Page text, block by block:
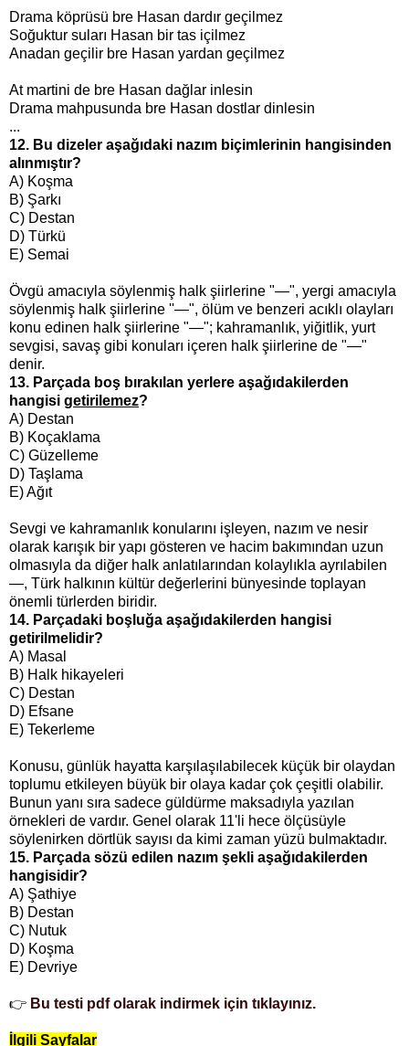
Drama köprüsü bre Hasan dardır geçilmez
Soğuktur suları Hasan bir tas içilmez
Anadan geçilir bre Hasan yardan geçilmez
At martini de bre Hasan dağlar inlesin
Drama mahpusunda bre Hasan dostlar dinlesin
...
12. Bu dizeler aşağıdaki nazım biçimlerinin hangisinden
alınmıştır?
A) Koşma
B) Şarkı
C) Destan
D) Türkü
E) Semai
Övgü amacıyla söylenmiş halk şiirlerine "—", yergi amacıyla
söylenmiş halk şiirlerine ''—", ölüm ve benzeri acıklı olayları
konu edinen halk şiirlerine "—"; kahramanlık, yiğitlik, yurt
sevgisi, savaş gibi konuları içeren halk şiirlerine de "—"
denir.
13. Parçada boş bırakılan yerlere aşağıdakilerden
hangisi getirilemez?
A) Destan
B) Koçaklama
C) Güzelleme
D) Taşlama
E) Ağıt
Sevgi ve kahramanlık konularını işleyen, nazım ve nesir
olarak karışık bir yapı gösteren ve hacim bakımından uzun
olmasıyla da diğer halk anlatılarından kolaylıkla ayrılabilen
—, Türk halkının kültür değerlerini bünyesinde toplayan
önemli türlerden biridir.
14. Parçadaki boşluğa aşağıdakilerden hangisi
getirilmelidir?
A) Masal
B) Halk hikayeleri
C) Destan
D) Efsane
E) Tekerleme
Konusu, günlük hayatta karşılaşılabilecek küçük bir olaydan
toplumu etkileyen büyük bir olaya kadar çok çeşitli olabilir.
Bunun yanı sıra sadece güldürme maksadıyla yazılan
örnekleri de vardır. Genel olarak 11'li hece ölçüsüyle
söylenirken dörtlük sayısı da kimi zaman yüzü bulmaktadır.
15. Parçada sözü edilen nazım şekli aşağıdakilerden
hangisidir?
A) Şathiye
B) Destan
C) Nutuk
D) Koşma
E) Devriye
👉 Bu testi pdf olarak indirmek için tıklayınız.
İlgili Sayfalar